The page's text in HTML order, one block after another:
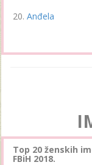
Anđela
Top 20 ženskih
FBiH 2018.